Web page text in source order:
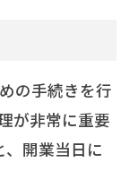
の手続きを行
が非常に重要
、開業当日に